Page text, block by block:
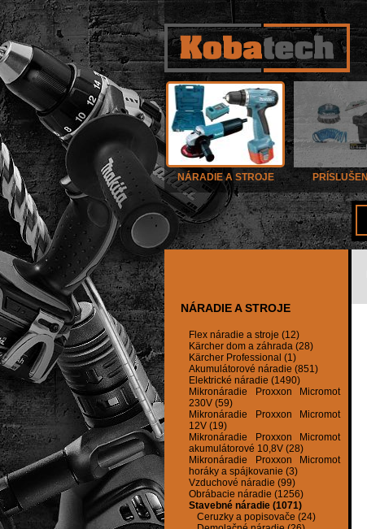
NÁRADIE A STROJE
NÁRADIE A STROJE
Flex náradie a stroje (12)
Kärcher dom a záhrada (28)
Kärcher Professional (1)
Akumulátorové náradie (851)
Elektrické náradie (1490)
Mikronáradie Proxxon Micromot
230V (59)
Mikronáradie Proxxon Micromot
12V (19)
Mikronáradie Proxxon Micromot
akumulátorové 10,8V (28)
Mikronáradie Proxxon Micromot
horáky a spájkovanie (3)
Vzduchové náradie (99)
Obrábacie náradie (1256)
Stavebné náradie (1071)
Ceruzky a popisovače (24)